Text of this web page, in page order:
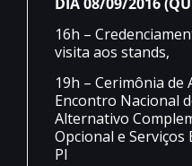
16h –
visita aos stands,
19h – Cerimônia de
Encontro Nacional
Alternativo
Opcional e Serviços
PI